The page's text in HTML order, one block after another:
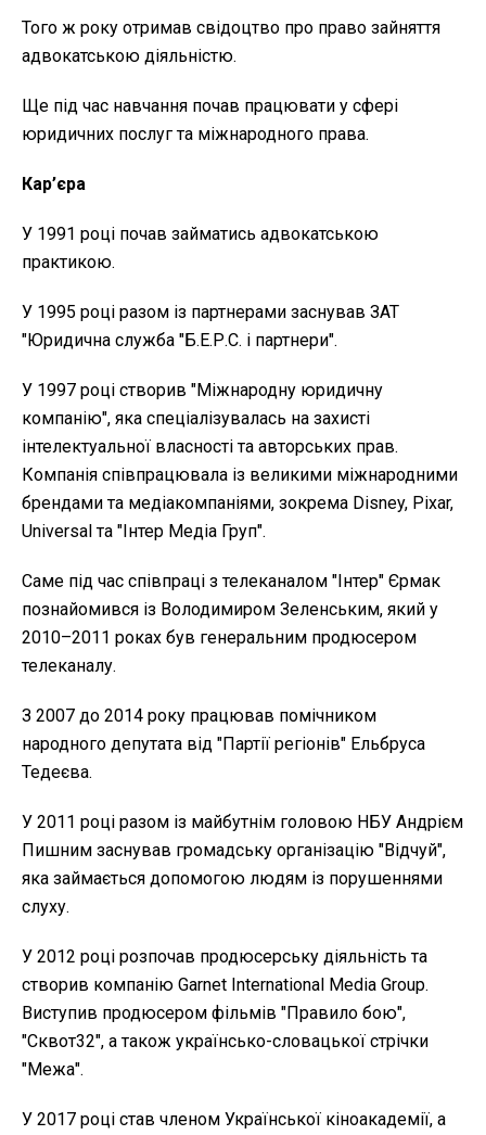
Того ж року отримав свідоцтво про право зайняття
адвокатською діяльністю.
Ще під час навчання почав працювати у сфері
юридичних послуг та міжнародного права.
Кар’єра
У 1991 році почав займатись адвокатською
практикою.
У 1995 році разом із партнерами заснував ЗАТ
"Юридична служба "Б.Е.Р.С. і партнери".
У 1997 році створив "Міжнародну юридичну
компанію", яка спеціалізувалась на захисті
інтелектуальної власності та авторських прав.
Компанія співпрацювала із великими міжнародними
брендами та медіакомпаніями, зокрема Disney, Pixar,
Universal та "Інтер Медіа Груп".
Саме під час співпраці з телеканалом "Інтер" Єрмак
познайомився із Володимиром Зеленським, який у
2010–2011 роках був генеральним продюсером
телеканалу.
З 2007 до 2014 року працював помічником
народного депутата від "Партії регіонів" Ельбруса
Тедеєва.
У 2011 році разом із майбутнім головою НБУ Андрієм
Пишним заснував громадську організацію "Відчуй",
яка займається допомогою людям із порушеннями
слуху.
У 2012 році розпочав продюсерську діяльність та
створив компанію Garnet International Media Group.
Виступив продюсером фільмів "Правило бою",
"Сквот32", а також українсько-словацької стрічки
"Межа".
У 2017 році став членом Української кіноакадемії, а